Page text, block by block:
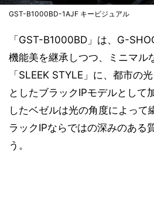
GST-B1000BD-1AJF キービジュアル
「GST-B1000BD」は、G-
機能美を継承しつつ、ミニマル
「SLEEK STYLE」に、都市の
としたブラックIPモデルとして
したベゼルは光の角度によって
ラックIPならではの深みのある
う。